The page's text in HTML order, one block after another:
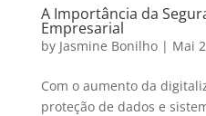
A Importância da
Empresarial
by Jasmine Bonilho| Mai
Com o aumento da
proteção de dados e